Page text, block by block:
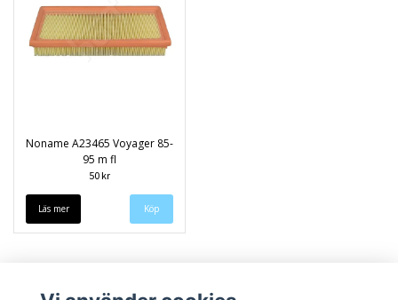
Noname A23465 Voyager 85-
95 m fl
50 kr
Läs mer